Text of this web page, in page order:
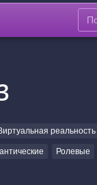
реальность
Ролевые